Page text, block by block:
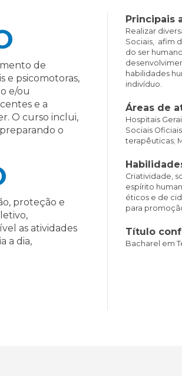
de
e psicomotoras,
e/ou
e a
O curso inclui,
o
proteção e
as atividades
a dia,
Principais
Realizar
Sociais, afim
do ser
habilidades
indivíduo.
Áreas de
Hospitais
Sociais
terapêuticas;
Criatividade,
espírito
éticos e de
para
Título
Bacharel em